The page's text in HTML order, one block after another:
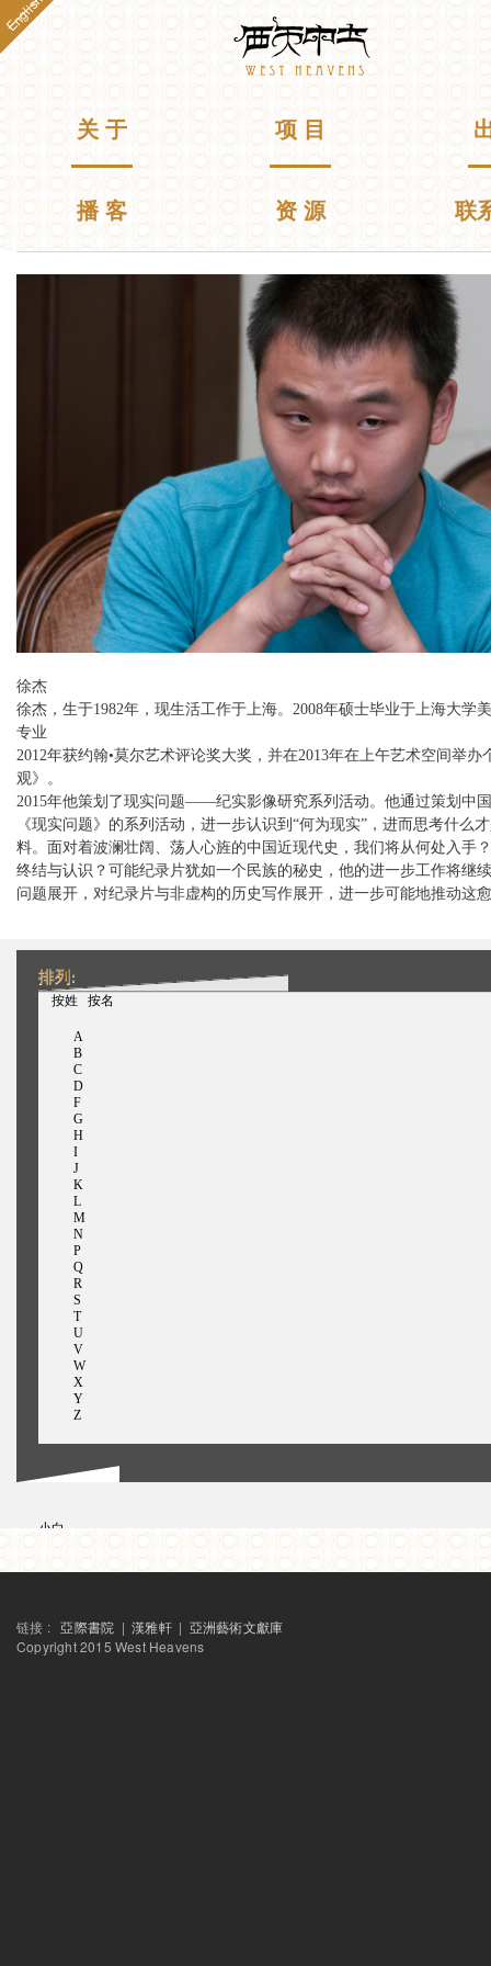
跳
转
到
主
要
内
容
Westheavens
English
主菜单 关 于 项 目
播 客 资 源 联
徐杰
徐杰，生于1982年，现生活工作于上海。2008年硕士毕业于上海大学
专业
2012年获约翰•莫尔艺术评论奖大奖，并在2013年在上午艺术空间举办
观》。
2015年他策划了现实问题——纪实影像研究系列活动。他通过策划中
《现实问题》的系列活动，进一步认识到“何为现实”，进而思考什么
料。面对着波澜壮阔、荡人心旌的中国近现代史，我们将从何处入手
终结与认识？可能纪录片犹如一个民族的秘史，他的进一步工作将继
问题展开，对纪录片与非虚构的历史写作展开，进一步可能地推动这
排列:
按姓
（活动标签） 按名
A
B
C
D
F
G
H
I
J
K
L
M
N
P
Q
R
S
T
U
V
W
X
Y
Z
小白
谢克，古兰穆罕默德
徐杰
链接 :亞際書院 |漢雅軒 | 亞洲藝術文獻庫
Copyright 2015 West Heavens